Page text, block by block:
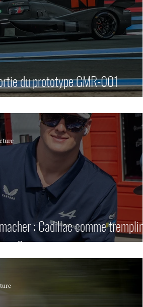
du prototype GMR-001
: Cadillac comme tremplin